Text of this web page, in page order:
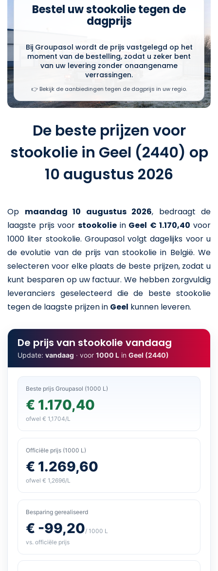
Bestel uw stookolie tegen de
dagprijs
Bij Groupasol wordt de prijs vastgelegd op het
moment van de bestelling, zodat u zeker bent
van uw levering zonder onaangename
verrassingen.
👉 Bekijk de aanbiedingen tegen de dagprijs in uw regio.
De beste prijzen voor
stookolie in Geel (2440) op
10 augustus 2026
Op maandag 10 augustus 2026, bedraagt de
laagste prijs voor stookoliein Geel € 1.170,40 voor
1000 liter stookolie. Groupasol volgt dagelijks voor u
de evolutie van de prijs van stookolie in België. We
selecteren voor elke plaats de beste prijzen, zodat u
kunt besparen op uw factuur. We hebben zorgvuldig
leveranciers geselecteerd die de beste stookolie
tegen de laagste prijzen in Geel kunnen leveren.
De prijs van stookolie vandaag
Update: vandaag · voor 1000 L in Geel (2440)
Beste prijs Groupasol (1000 L)
€ 1.170,40
ofwel € 1,1704/L
Officiële prijs (1000 L)
€ 1.269,60
ofwel € 1,2696/L
Besparing gerealiseerd
€ -99,20/ 1000 L
vs. officiële prijs